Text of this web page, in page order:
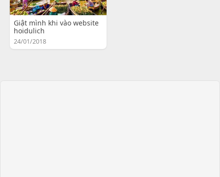
Giật mình khi vào website
hoidulich
24/01/2018